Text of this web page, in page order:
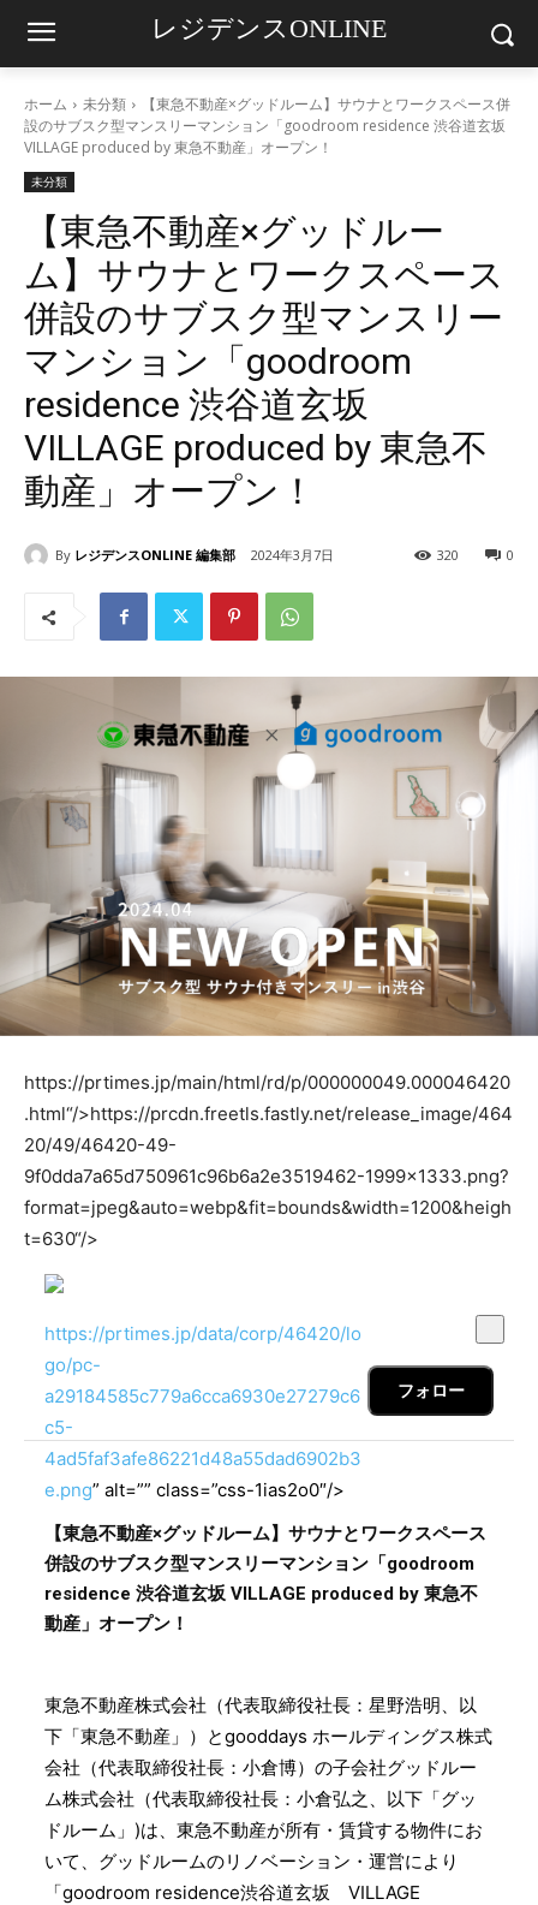
レジデンスONLINE
ホーム 未分類
【東急不動産×グッドルーム】サウナとワークスペース併
設のサブスク型マンスリーマンション「goodroom residence 渋谷道玄坂
VILLAGE produced by 東急不動産」オープン！
未分類
【東急不動産×グッドルー
ム】サウナとワークスペース
併設のサブスク型マンスリー
マンション「goodroom
residence 渋谷道玄坂
VILLAGE produced by 東急不
動産」オープン！
By レジデンスONLINE 編集部 2024年3月7日 0
320
https://prtimes.jp/main/html/rd/p/000000049.000046420
.html“/>https://prcdn.freetls.fastly.net/release_image/464
20/49/46420-49-
9f0dda7a65d750961c96b6a2e3519462-1999×1333.png?
format=jpeg&auto=webp&fit=bounds&width=1200&heigh
t=630“/>
https://prtimes.jp/data/corp/46420/lo
go/pc-
a29184585c779a6cca6930e27279c6
c5-
4ad5faf3afe86221d48a55dad6902b3
e.png” alt=”” class=”css-1ias2o0″/>
フォロー
【東急不動産×グッドルーム】サウナとワークスペース
併設のサブスク型マンスリーマンション「goodroom
residence 渋谷道玄坂 VILLAGE produced by 東急不
動産」オープン！
東急不動産株式会社（代表取締役社長：星野浩明、以
下「東急不動産」）とgooddays ホールディングス株式
会社（代表取締役社長：小倉博）の子会社グッドルー
ム株式会社（代表取締役社長：小倉弘之、以下「グッ
ドルーム」)は、東急不動産が所有・賃貸する物件にお
いて、グッドルームのリノベーション・運営により
「goodroom residence渋谷道玄坂 VILLAGE